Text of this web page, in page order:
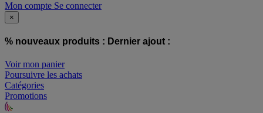
Mon compte Se connecter
×
% nouveaux produits : Dernier ajout :
Voir mon panier
Poursuivre les achats
Catégories
Promotions